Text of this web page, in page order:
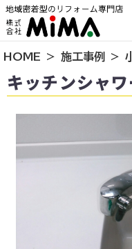
トップページ
選ばれる理由
施工事例
お客様の声
店舗＆モデルハウス
リフォームの流れ
HOME 施工事例
キッチンシャ